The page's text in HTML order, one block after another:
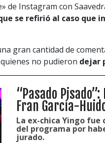
de Instagram con
se refirió al caso que
gran cantidad de
no pudieron dejar
“Pasado
Fran García-
La ex-chica Yingo fue
del programa por
jurado.